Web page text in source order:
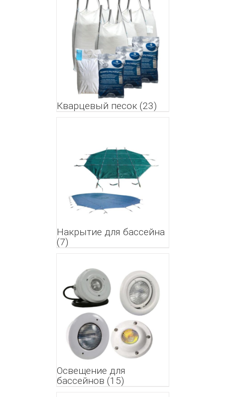
Кварцевый песок (23)
Накрытие для бассейна
(7)
Освещение для
бассейнов (15)